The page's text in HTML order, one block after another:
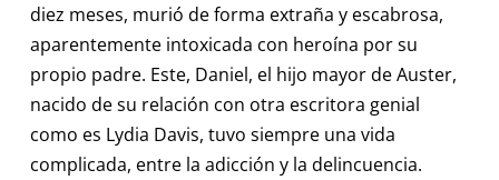
diez meses, murió de forma extraña y escabrosa,
aparentemente intoxicada con heroína por su
propio padre. Este, Daniel, el hijo mayor de Auster,
nacido de su relación con otra escritora genial
como es Lydia Davis, tuvo siempre una vida
complicada, entre la adicción y la delincuencia.